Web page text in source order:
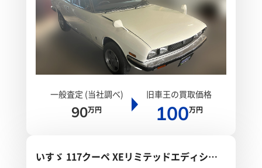
一般査定 (当社調べ)
90万円
旧車王の買取価格
100万円
いすゞ 117クーペ XEリミテッドエディショ